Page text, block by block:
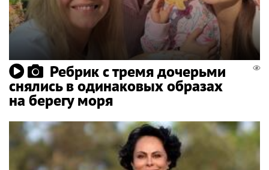
Ребрик с тремя дочерьми
снялись в одинаковых образах
на берегу моря